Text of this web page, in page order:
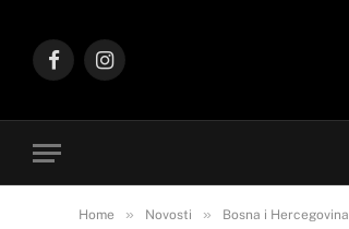
FacebookInstagram
Home » Novosti » Bosna i Hercegovina